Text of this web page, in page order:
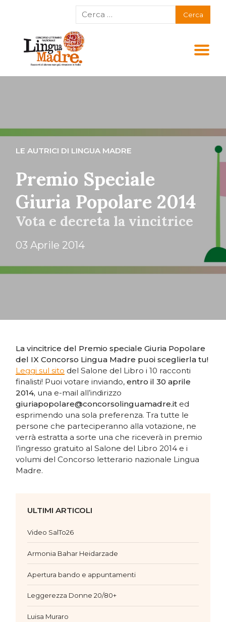
LE AUTRICI DI LINGUA MADRE
Premio Speciale
Giuria Popolare 2014
Vota e decreta la vincitrice
03 Aprile 2014
La vincitrice del Premio speciale Giuria Popolare
del IX Concorso Lingua Madre puoi sceglierla tu!
Leggi sul sito del Salone del Libro i 10 racconti
finalisti! Puoi votare inviando,entro il 30 aprile
2014, una e-mail all’indirizzo
giuriapopolare@concorsolinguamadre.it ed
esprimendo una sola preferenza. Tra tutte le
persone che parteciperanno alla votazione, ne
verrà estratta a sorte una che riceverà in premio
l’ingresso gratuito al Salone del Libro 2014 e i
volumi del Concorso letterario nazionale Lingua
Madre.
ULTIMI ARTICOLI
Video SalTo26
Armonia Bahar Heidarzade
Apertura bando e appuntamenti
Leggerezza Donne 20/80+
Luisa Muraro